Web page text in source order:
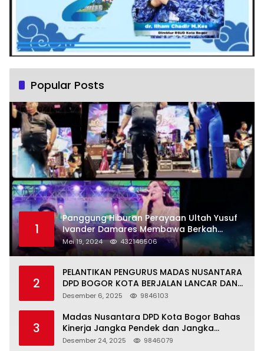
Popular Posts
1
Panggung Hiburan Perayaan Ultah Yusuf
Ivander Damares Membawa Berkah
Warga Kejapanan
Mei 19, 2024 432146506
2
PELANTIKAN PENGURUS MADAS NUSANTARA
DPD BOGOR KOTA BERJALAN LANCAR DAN
KHIDMAT
Desember 6, 2025 9846103
3
Madas Nusantara DPD Kota Bogor Bahas
Kinerja Jangka Pendek dan Jangka
Panjang
Desember 24, 2025 9846079